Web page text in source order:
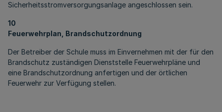
Sicherheitsstromversorgungsanlage angeschlossen sein.
10
Feuerwehrplan, Brandschutzordnung
Der Betreiber der Schule muss im Einvernehmen mit der für den
Brandschutz zuständigen Dienststelle Feuerwehrpläne und
eine Brandschutzordnung anfertigen und der örtlichen
Feuerwehr zur Verfügung stellen.